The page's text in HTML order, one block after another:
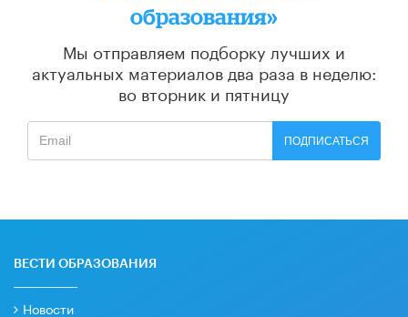
образования»
Мы отправляем подборку лучших и
актуальных материалов два раза в неделю:
во вторник и пятницу
ПОДПИСАТЬСЯ
ВЕСТИ ОБРАЗОВАНИЯ
Новости